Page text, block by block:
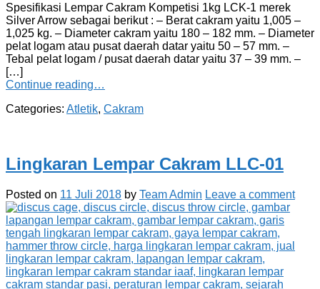
Spesifikasi Lempar Cakram Kompetisi 1kg LCK-1 merek
Silver Arrow sebagai berikut : – Berat cakram yaitu 1,005 –
1,025 kg. – Diameter cakram yaitu 180 – 182 mm. – Diameter
pelat logam atau pusat daerah datar yaitu 50 – 57 mm. –
Tebal pelat logam / pusat daerah datar yaitu 37 – 39 mm. –
[…]
Continue reading…
Categories: Atletik, Cakram
Lingkaran Lempar Cakram LLC-01
Posted on 11 Juli 2018 by Team Admin Leave a comment